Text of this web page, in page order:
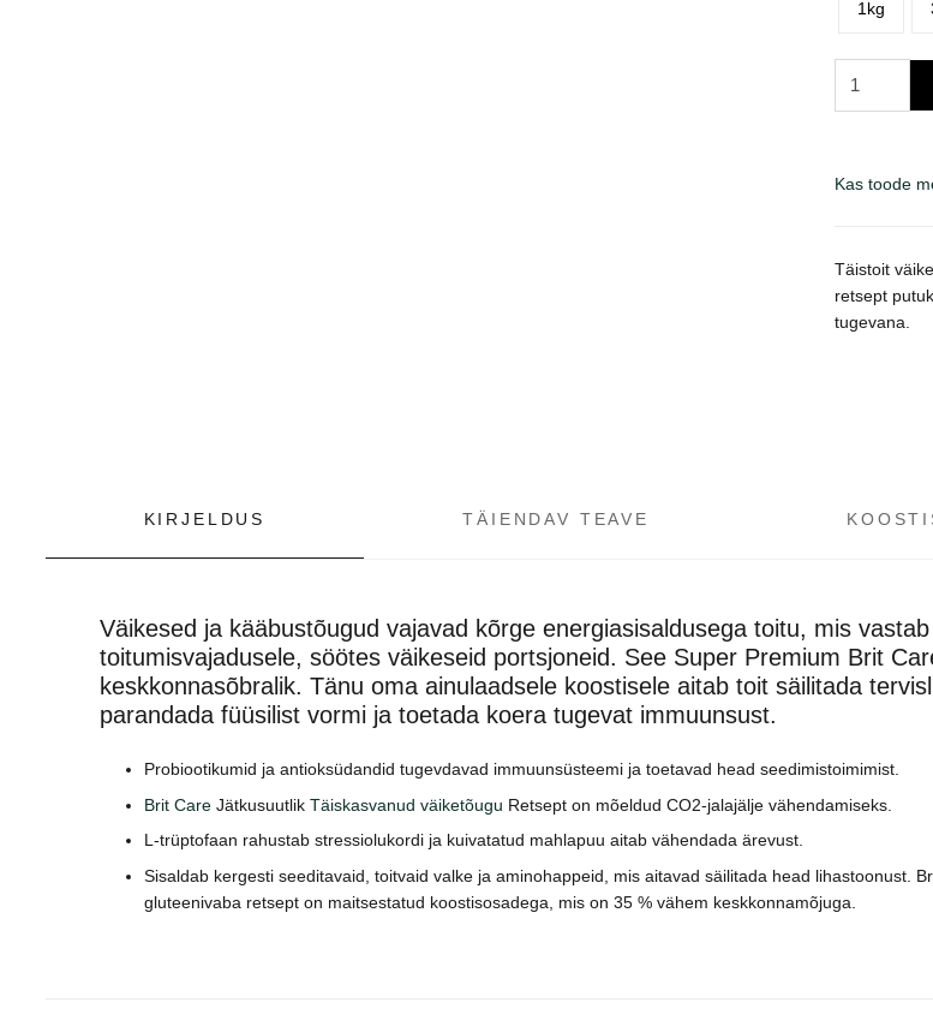
1kg
Small
&
Insect
sausas
Kas toode
Täistoit
retsept
tugevana.
KIRJELDUS TÄIENDAV TEAVE
Väikesed ja kääbustõugud vajavad kõrge energiasisaldusega toitu, mis
toitumisvajadusele, söötes väikeseid portsjoneid. See Super Premium Brit
keskkonnasõbralik. Tänu oma ainulaadsele koostisele aitab toit säilitada
parandada füüsilist vormi ja toetada koera tugevat immuunsust.
Probiootikumid ja antioksüdandid tugevdavad immuunsüsteemi ja toetavad head seedimistoimimist.
Brit Care Jätkusuutlik Täiskasvanud väiketõugu Retsept on mõeldud CO2-jalajälje vähendamiseks.
L-trüptofaan rahustab stressiolukordi ja kuivatatud mahlapuu aitab vähendada ärevust.
Sisaldab kergesti seeditavaid, toitvaid valke ja aminohappeid, mis aitavad säilitada head lihastoonust.
gluteenivaba retsept on maitsestatud koostisosadega, mis on 35 % vähem keskkonnamõjuga.